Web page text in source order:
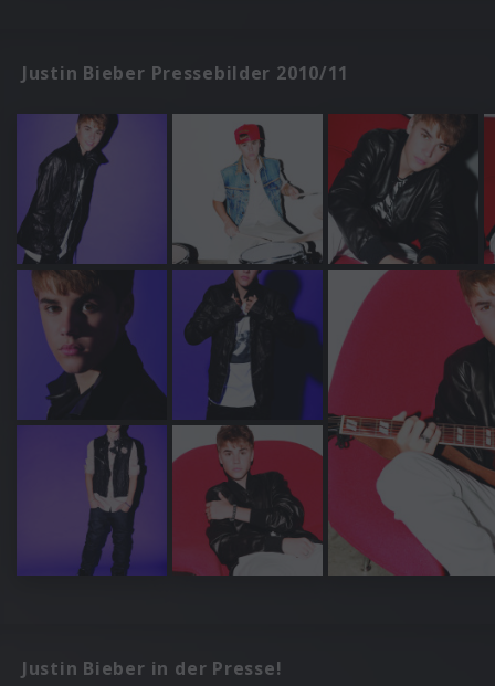
Justin Bieber Pressebilder 2010/11
Justin Bieber in der Presse!